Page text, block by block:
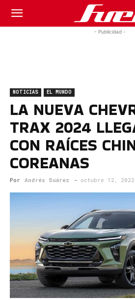
Fuel
Magazine
- Publicidad -
NOTICIAS EL MUNDO
LA NUEVA
TRAX 2024
CON RAÍCES
COREANAS
Por Andrés Suárez - octubre 12, 2022